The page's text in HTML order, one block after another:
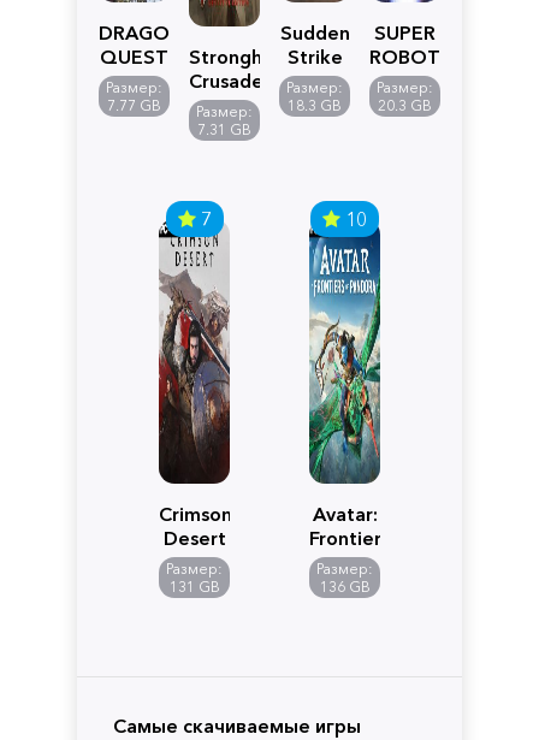
DRAGON
QUEST
VII
Reimagined
Размер:
7.77 GB
Stronghold
Crusader:
Definitive
Edition
Размер:
7.31 GB
Sudden
Strike
5
Размер:
18.3 GB
SUPER
ROBOT
WARS
Y
Размер:
20.3 GB
7
Crimson
Desert
Размер:
131 GB
10
Avatar:
Frontiers
of
Pandora
Размер:
136 GB
Самые скачиваемые игры